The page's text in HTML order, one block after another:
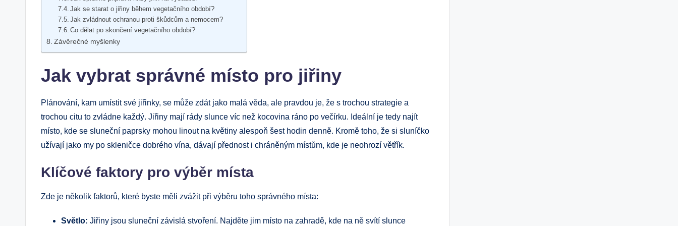
Jak se starat o jiřiny během vegetačního období?
Jak zvládnout ochranou proti škůdcům a nemocem?
Co dělat po skončení vegetačního období?
Závěrečné myšlenky
Jak vybrat správné místo pro jiřiny
Plánování, kam umístit své jiřinky, se může zdát jako malá věda, ale pravdou je, že s trochou strategie a
trochou citu to zvládne každý. Jiřiny mají rády slunce víc než kocovina ráno po večírku. Ideální je tedy najít
místo, kde se sluneční paprsky mohou linout na květiny alespoň šest hodin denně. Kromě toho, že si sluníčko
užívají jako my po skleničce dobrého vína, dávají přednost i chráněným místům, kde je neohrozí větřík.
Klíčové faktory pro výběr místa
Zde je několik faktorů, které byste měli zvážit při výběru toho správného místa:
Světlo: Jiřiny jsou sluneční závislá stvoření. Najděte jim místo na zahradě, kde na ně svítí slunce